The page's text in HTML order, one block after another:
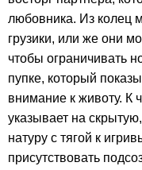
любовника. Из колец
грузики, или же они
чтобы ограничивать
пупке, который
внимание к животу. К
указывает на
натуру с тягой к
присутствовать